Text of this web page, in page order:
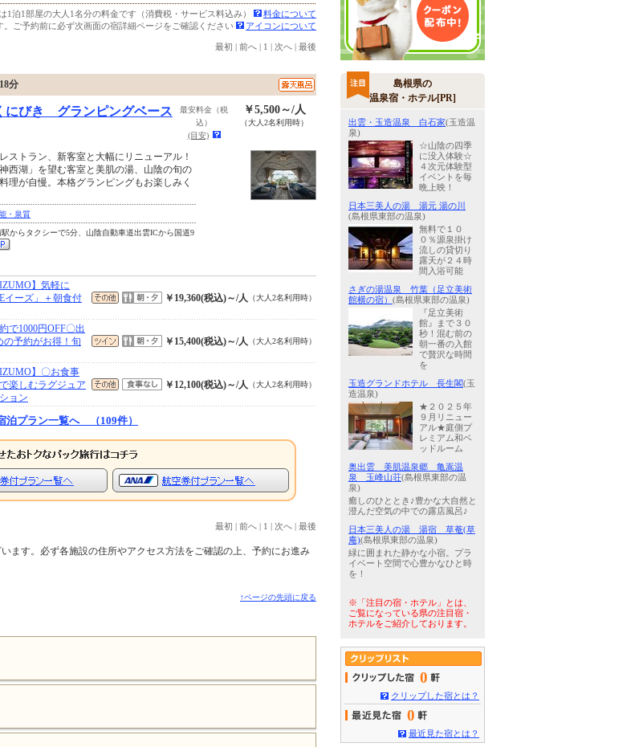
1泊1部屋の大人1名分の料金です（消費税・サービス料込み）
料金について
ご予約前に必ず次画面の宿詳細ページをご確認ください
アイコンについて
最初 | 前へ | 1 | 次へ | 最後
分
びき グランピングベース
最安料金（税
込）
(目安)
￥5,500～/人
（大人2名利用時）
ストラン、新客室と大幅にリニューアル！
西湖」を望む客室と美肌の湯、山陰の旬の
理が自慢。本格グランピングもお楽しみく
・泉質
からタクシーで5分、山陰自動車道出雲ICから国道9
】気軽に
イーズ」＋朝食付
￥19,360(税込)～/人 （大人2名利用時）
で1000円OFF〇出
の予約がお得！旬
￥15,400(税込)～/人 （大人2名利用時）
】〇お食事
楽しむラグジュア
ョン
￥12,100(税込)～/人 （大人2名利用時）
泊プラン一覧へ （109件）
最初 | 前へ | 1 | 次へ | 最後
ます。必ず各施設の住所やアクセス方法をご確認の上、予約にお進み
↑ページの先頭に戻る
島根県の
温泉宿・ホテル[PR]
出雲・玉造温泉 白石家(玉造温
泉)
☆山陰の四季
に没入体験☆
４次元体験型
イベントを毎
晩上映！
日本三美人の湯 湯元 湯の川
(島根県東部の温泉)
無料で１０
０％源泉掛け
流しの貸切り
露天が２４時
間入浴可能
さぎの湯温泉 竹葉（足立美術
館横の宿） (島根県東部の温泉)
『足立美術
館』まで３０
秒！混む前の
朝一番の入館
で贅沢な時間
を
玉造グランドホテル 長生閣(玉
造温泉)
★２０２５年
９月リニュー
アル★庭側プ
レミアム和ベ
ッドルーム
奥出雲 美肌温泉郷 亀嵩温
泉 玉峰山荘(島根県東部の温
泉)
癒しのひととき♪豊かな大自然と
澄んだ空気の中での露店風呂♪
日本三美人の湯 湯宿 草菴(草
庵)(島根県東部の温泉)
緑に囲まれた静かな小宿。プラ
イベート空間で心豊かなひと時
を！
※「注目の宿・ホテル」とは、
ご覧になっている県の注目宿・
ホテルをご紹介しております。
0
クリップした宿とは？
0
最近見た宿とは？